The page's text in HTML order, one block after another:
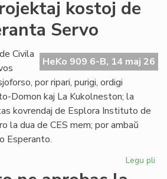
tuj
kostoj de
Servo
HeKo 909 6-B, 14 maj 26
Civila
por ripari, purigi, ordigi
Domon kaj La Kukolneston; la
kovrendaj de Esplora Instituto de
la dua de CES mem; por ambaŭ
Esperanto.
Legu pli